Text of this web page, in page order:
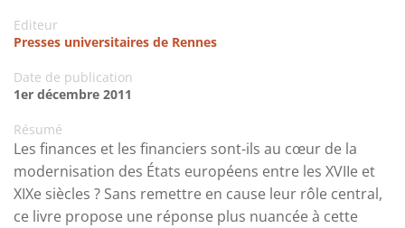
Editeur
Presses universitaires de Rennes
Date de publication
1er décembre 2011
Résumé
Les finances et les financiers sont-ils au cœur de la
modernisation des États européens entre les XVIIe et
XIXe siècles ? Sans remettre en cause leur rôle central,
ce livre propose une réponse plus nuancée à cette